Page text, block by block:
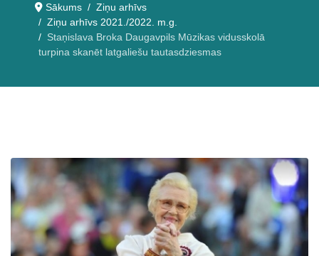
Sākums
Ziņu arhīvs
Ziņu arhīvs 2021./2022. m.g.
Staņislava Broka Daugavpils Mūzikas vidusskolā
turpina skanēt latgaliešu tautasdziesmas